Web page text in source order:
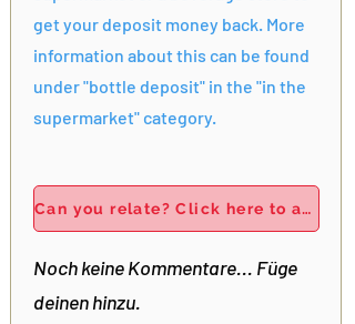
get your deposit money back. More
information about this can be found
under "bottle deposit" in the "in the
supermarket" category.
Can you relate? Click here to add your own story!
Noch keine Kommentare... Füge
deinen hinzu.